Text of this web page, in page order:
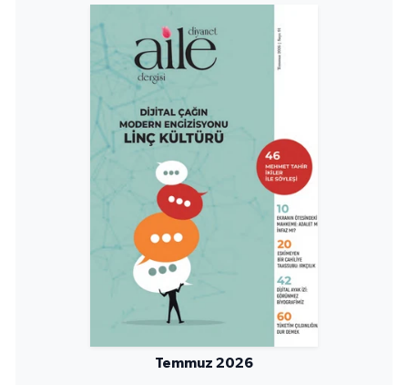
Temmuz 2026
Nevşehir Müftülüğü
Niğde Müftülüğü
Ordu Müftülüğü
Osmaniye Müftülüğü
Rize Müftülüğü
Sakarya Müftülüğü
Samsun Müftülüğü